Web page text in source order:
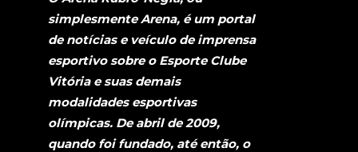
simplesmente Arena, é um portal
de notícias e veículo de imprensa
esportivo sobre o Esporte Clube
Vitória e suas demais
modalidades esportivas
olímpicas. De abril de 2009,
quando foi fundado, até então, o